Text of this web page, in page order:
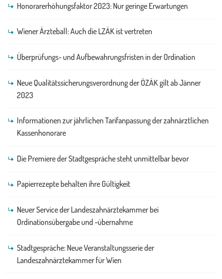
Honorarerhöhungsfaktor 2023: Nur geringe Erwartungen
Wiener Ärzteball: Auch die LZÄK ist vertreten
Überprüfungs- und Aufbewahrungsfristen in der Ordination
Neue Qualitätssicherungsverordnung der ÖZÄK gilt ab Jänner
2023
Informationen zur jährlichen Tarifanpassung der zahnärztlichen
Kassenhonorare
Die Premiere der Stadtgespräche steht unmittelbar bevor
Papierrezepte behalten ihre Gültigkeit
Neuer Service der Landeszahnärztekammer bei
Ordinationsübergabe und -übernahme
Stadtgespräche: Neue Veranstaltungsserie der
Landeszahnärztekammer für Wien